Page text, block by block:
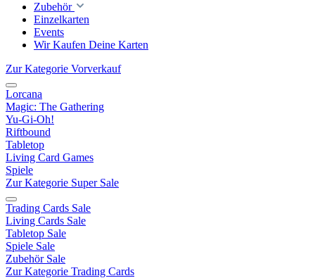
Zubehör
Einzelkarten
Events
Wir Kaufen Deine Karten
Zur Kategorie Vorverkauf
Lorcana
Magic: The Gathering
Yu-Gi-Oh!
Riftbound
Tabletop
Living Card Games
Spiele
Zur Kategorie Super Sale
Trading Cards Sale
Living Cards Sale
Tabletop Sale
Spiele Sale
Zubehör Sale
Zur Kategorie Trading Cards